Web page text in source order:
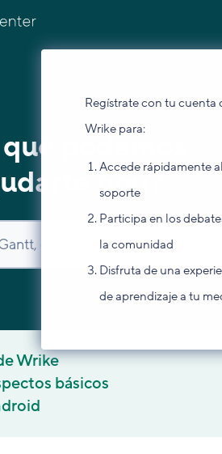
Regístrate con tu cuenta
Wrike para:
Accede rápidamente
soporte
Participa en los
la comunidad
Disfruta de una
de aprendizaje a tu
podemos
hoy?
Wrike
básicos